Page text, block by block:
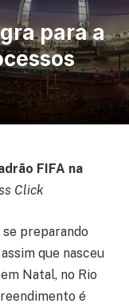
para a
FIFA na
Click
se preparando
que nasceu
Natal, no Rio
é